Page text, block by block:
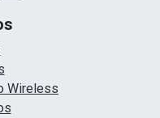
Wireless